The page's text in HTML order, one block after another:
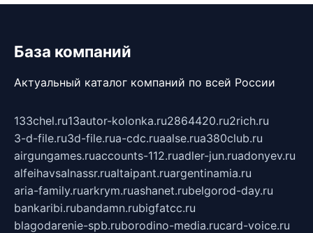
База компаний
Актуальный каталог компаний по всей России
133chel.ru13autor-kolonka.ru2864420.ru2rich.ru
3-d-file.ru3d-file.rua-cdc.ruaalse.rua380club.ru
airgungames.ruaccounts-112.ruadler-jun.ruadonyev.ru
alfeihavsalnassr.rualtaipant.ruargentinamia.ru
aria-family.ruarkrym.ruashanet.rubelgorod-day.ru
bankaribi.rubandamn.rubigfatcc.ru
blagodarenie-spb.ruborodino-media.rucard-voice.ru